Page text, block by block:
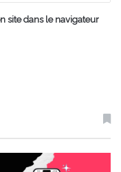
site dans le navigateur